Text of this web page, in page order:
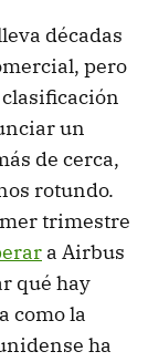
décadas
pero
un
de cerca,
rotundo.
trimestre
a Airbus
qué hay
como la
ha